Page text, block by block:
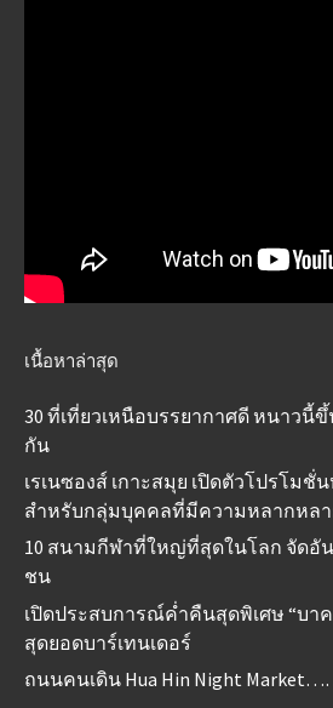
เนื้อหาล่าสุด
30 ที่เที่ยวเหนือบรรยากาศดี หนาวนี้
กัน
เรเนซองส์ เกาะสมุย เปิดตัวโปรโมชั่
สำหรับกลุ่มบุคคลที่มีความหลากหลา
10 สนามกีฬาที่ใหญ่ที่สุดในโลก จัดอั
ชน
เปิดประสบการณ์ค่ำคืนสุดพิเศษ “บาค
สุดยอดบาร์เทนเดอร์
ถนนคนเดิน Hua Hin Night